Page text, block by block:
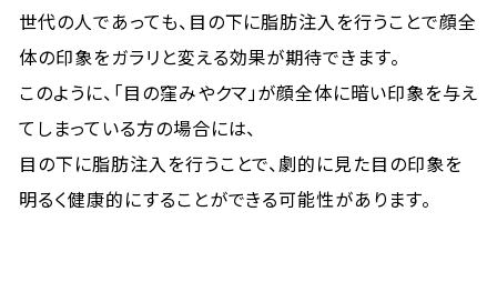
世代の人であっても、目の下に脂肪注入を行うことで顔全
体の印象をガラリと変える効果が期待できます。
このように、「目の窪みやクマ」が顔全体に暗い印象を与え
てしまっている方の場合には、
目の下に脂肪注入を行うことで、劇的に見た目の印象を
明るく健康的にすることができる可能性があります。